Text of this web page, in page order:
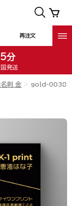
再注文
分
国発送
刺 金 gold-0038